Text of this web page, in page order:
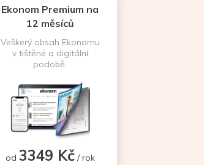
Ekonom Premium na
12 měsíců
Veškerý obsah Ekonomu
v tištěné a digitální
podobě.
od 3349 Kč/ rok